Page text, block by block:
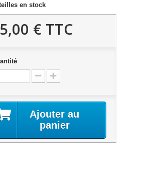
en stock
€ TTC
Ajouter au
panier